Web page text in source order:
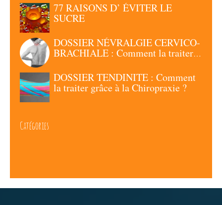
77 RAISONS D’ ÉVITER LE
SUCRE
DOSSIER NÉVRALGIE CERVICO-
BRACHIALE : Comment la traiter
DOSSIER TENDINITE : Comment
la traiter grâce à la Chiropraxie ?
Catégories